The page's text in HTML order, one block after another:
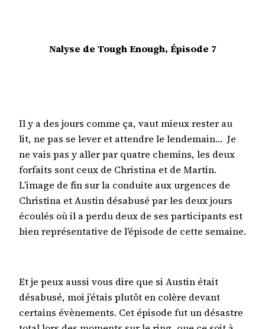
Nalyse de Tough Enough, Épisode 7
Il y a des jours comme ça, vaut mieux rester au
lit, ne pas se lever et attendre le lendemain… Je
ne vais pas y aller par quatre chemins, les deux
forfaits sont ceux de Christina et de Martin.
L’image de fin sur la conduite aux urgences de
Christina et Austin désabusé par les deux jours
écoulés où il a perdu deux de ses participants est
bien représentative de l'épisode de cette semaine.
Et je peux aussi vous dire que si Austin était
désabusé, moi j’étais plutôt en colère devant
certains évènements. Cet épisode fut un désastre